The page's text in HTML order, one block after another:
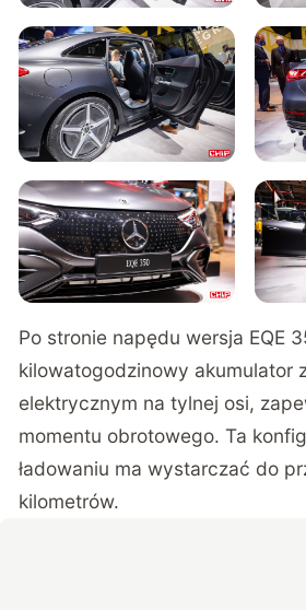
Po stronie napędu wersja EQE
kilowatogodzinowy akumulator
elektrycznym na tylnej osi,
momentu obrotowego. Ta
ładowaniu ma wystarczać do
kilometrów.